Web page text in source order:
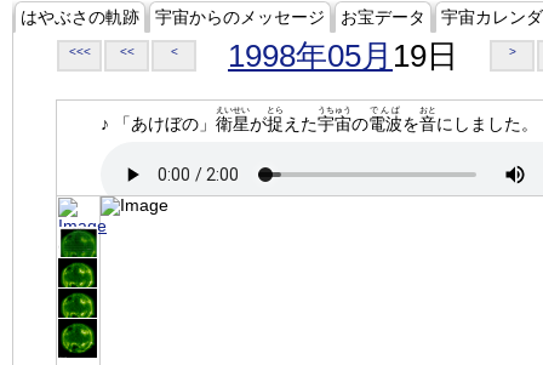
はやぶさの軌跡 宇宙からのメッセージ お宝データ 宇宙カレン
<<< << < 1998年05月 19日 >
♪ 「あけぼの」 衛星
えいせい
が捉
とら
えた宇宙
うちゅう
の電波
でんぱ
を音
おと
にしました。